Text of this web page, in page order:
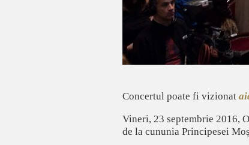
Concertul poate fi vizionat
Vineri, 23 septembrie 2016,
de la cununia Principesei